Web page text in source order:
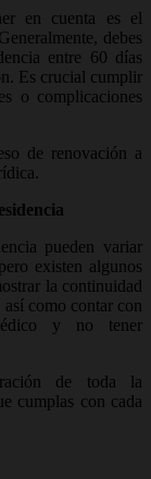
en cuenta es el
debes
entre 60 días
Es crucial cumplir
o complicaciones
de renovación a
pueden variar
existen algunos
la continuidad
como contar con
y no tener
de toda la
cumplas con cada